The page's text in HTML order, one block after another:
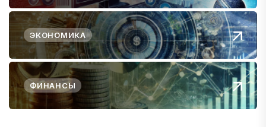
ЭКОНОМИКА
ФИНАНСЫ